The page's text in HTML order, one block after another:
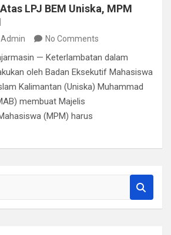
LPJ BEM Uniska, MPM
Admin No Comments
— Keterlambatan dalam
oleh Badan Eksekutif Mahasiswa
Kalimantan (Uniska) Muhammad
membuat Majelis
(MPM) harus